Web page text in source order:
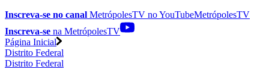
Inscreva-se no canal MetrópolesTV noYouTubeMetrópolesTV
Inscreva-se na MetrópolesTV
Página Inicial
Distrito Federal
Distrito Federal